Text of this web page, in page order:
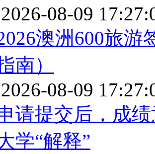
2026-08-09
澳洲600旅游
南）
2026-08-09
请提交后，成
学“解释”